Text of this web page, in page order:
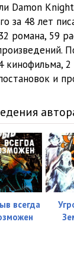
экспедиция
Damon
за 48 лет
романа, 59
кинофильма, 2
и
всегда